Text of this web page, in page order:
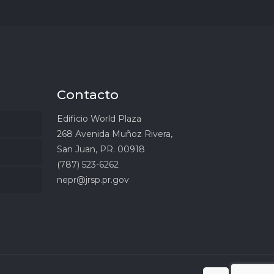
Contacto
Edificio World Plaza
268 Avenida Muñoz Rivera,
San Juan, PR. 00918
(787) 523-6262
nepr@jrsp.pr.gov